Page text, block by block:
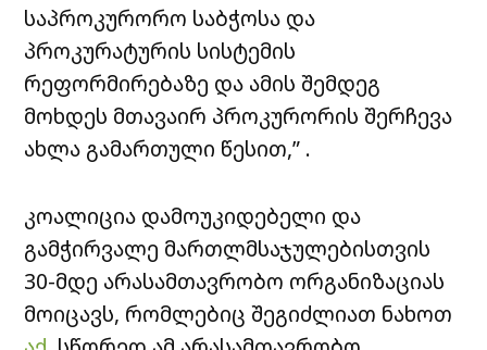
საპროკურორო საბჭოსა და
პროკურატურის სისტემის
რეფორმირებაზე და ამის შემდეგ
მოხდეს მთავაირ პროკურორის შერჩევა
ახლა გამართული წესით,” .
კოალიცია დამოუკიდებელი და
გამჭირვალე მართლმსაჯულებისთვის
30-მდე არასამთავრობო ორგანიზაციას
მოიცავს, რომლებიც შეგიძლიათ ნახოთ